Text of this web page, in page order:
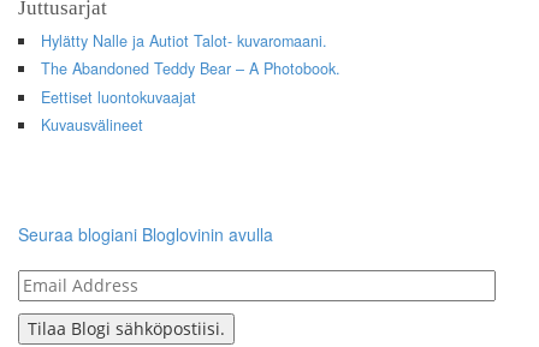
Juttusarjat
Hylätty Nalle ja Autiot Talot- kuvaromaani.
The Abandoned Teddy Bear – A Photobook.
Eettiset luontokuvaajat
Kuvausvälineet
Seuraa blogiani Bloglovinin avulla
Email
Address
Tilaa Blogi sähköpostiisi.